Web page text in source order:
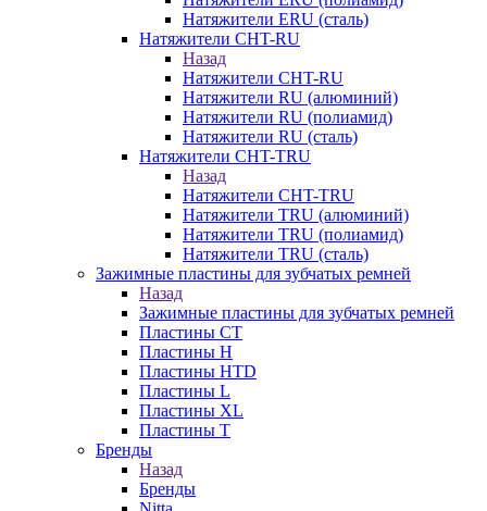
Натяжители ERU (сталь)
Натяжители CHT-RU
Назад
Натяжители CHT-RU
Натяжители RU (алюминий)
Натяжители RU (полиамид)
Натяжители RU (сталь)
Натяжители CHT-TRU
Назад
Натяжители CHT-TRU
Натяжители TRU (алюминий)
Натяжители TRU (полиамид)
Натяжители TRU (сталь)
Зажимные пластины для зубчатых ремней
Назад
Зажимные пластины для зубчатых ремней
Пластины CT
Пластины H
Пластины HTD
Пластины L
Пластины XL
Пластины T
Бренды
Назад
Бренды